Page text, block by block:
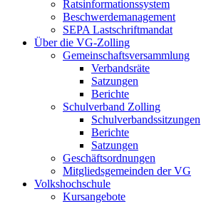
Ratsinformationssystem
Beschwerdemanagement
SEPA Lastschriftmandat
Über die VG-Zolling
Gemeinschaftsversammlung
Verbandsräte
Satzungen
Berichte
Schulverband Zolling
Schulverbandssitzungen
Berichte
Satzungen
Geschäftsordnungen
Mitgliedsgemeinden der VG
Volkshochschule
Kursangebote